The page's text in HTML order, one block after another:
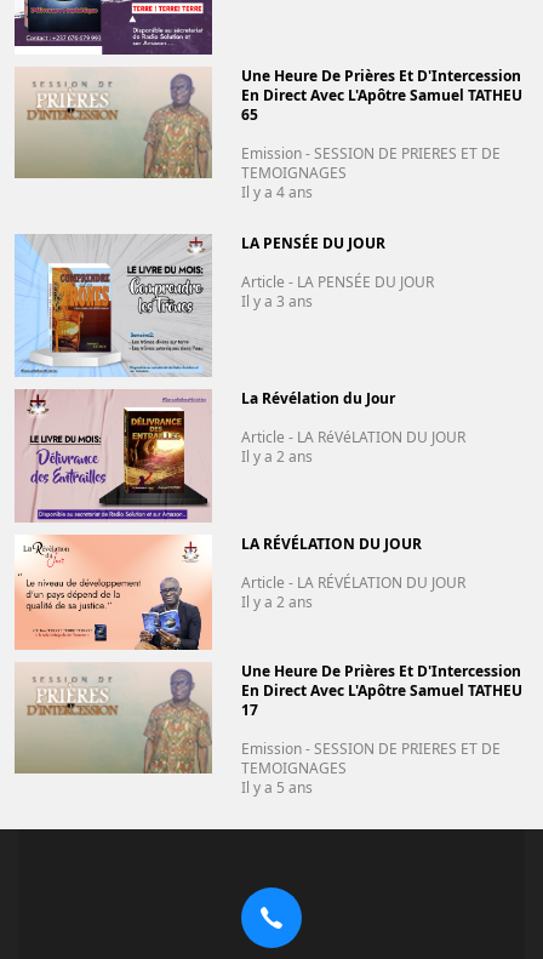
Une Heure De Prières Et D'Intercession
En Direct Avec L'Apôtre Samuel TATHEU
65
Emission - SESSION DE PRIERES ET DE
TEMOIGNAGES
Il y a 4 ans
LA PENSÉE DU JOUR
Article - LA PENSÉE DU JOUR
Il y a 3 ans
La Révélation du Jour
Article - LA RéVéLATION DU JOUR
Il y a 2 ans
LA RÉVÉLATION DU JOUR
Article - LA RÉVÉLATION DU JOUR
Il y a 2 ans
Une Heure De Prières Et D'Intercession
En Direct Avec L'Apôtre Samuel TATHEU
17
Emission - SESSION DE PRIERES ET DE
TEMOIGNAGES
Il y a 5 ans